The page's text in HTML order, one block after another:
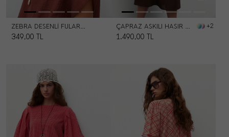
ZEBRA DESENLI FULAR 70*70
349,00 TL
ÇAPRAZ ASKILI HASIR ÇANTA +2
1.490,00 TL